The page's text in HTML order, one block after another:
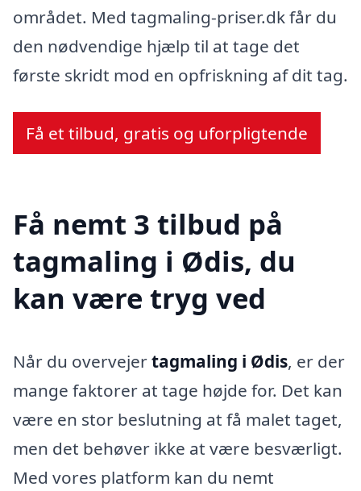
området. Med tagmaling-priser.dk får du
den nødvendige hjælp til at tage det
første skridt mod en opfriskning af dit tag.
Få et tilbud, gratis og uforpligtende
Få nemt 3 tilbud på
tagmaling i Ødis, du
kan være tryg ved
Når du overvejertagmaling i Ødis, er der
mange faktorer at tage højde for. Det kan
være en stor beslutning at få malet taget,
men det behøver ikke at være besværligt.
Med vores platform kan du nemt